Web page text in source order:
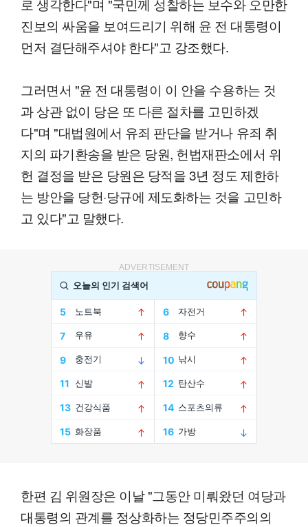
진보의 싸움을 보여드리기 위해 윤 전 대통령이
먼저 결단해주셔야 한다"고 강조했다.
그러면서 "윤 전 대통령이 이 안을 수용하는 것
과 상관 없이 당은 또 다른 절차를 고민하겠
다"며 "대법원에서 유죄 판단을 받거나 유죄 취
지의 파기환송을 받은 당원, 헌법재판소에서 위
헌 결정을 받은 당원은 당적을 3년 정도 제한하
는 방안을 당헌·당규에 제도화하는 것을 고민하
고 있다"고 말했다.
ADVERTISEMENT
한편 김 위원장은 이날 "그동안 미뤄왔던 여당과
대통령의 관계를 정상화하는 정당민주주의의